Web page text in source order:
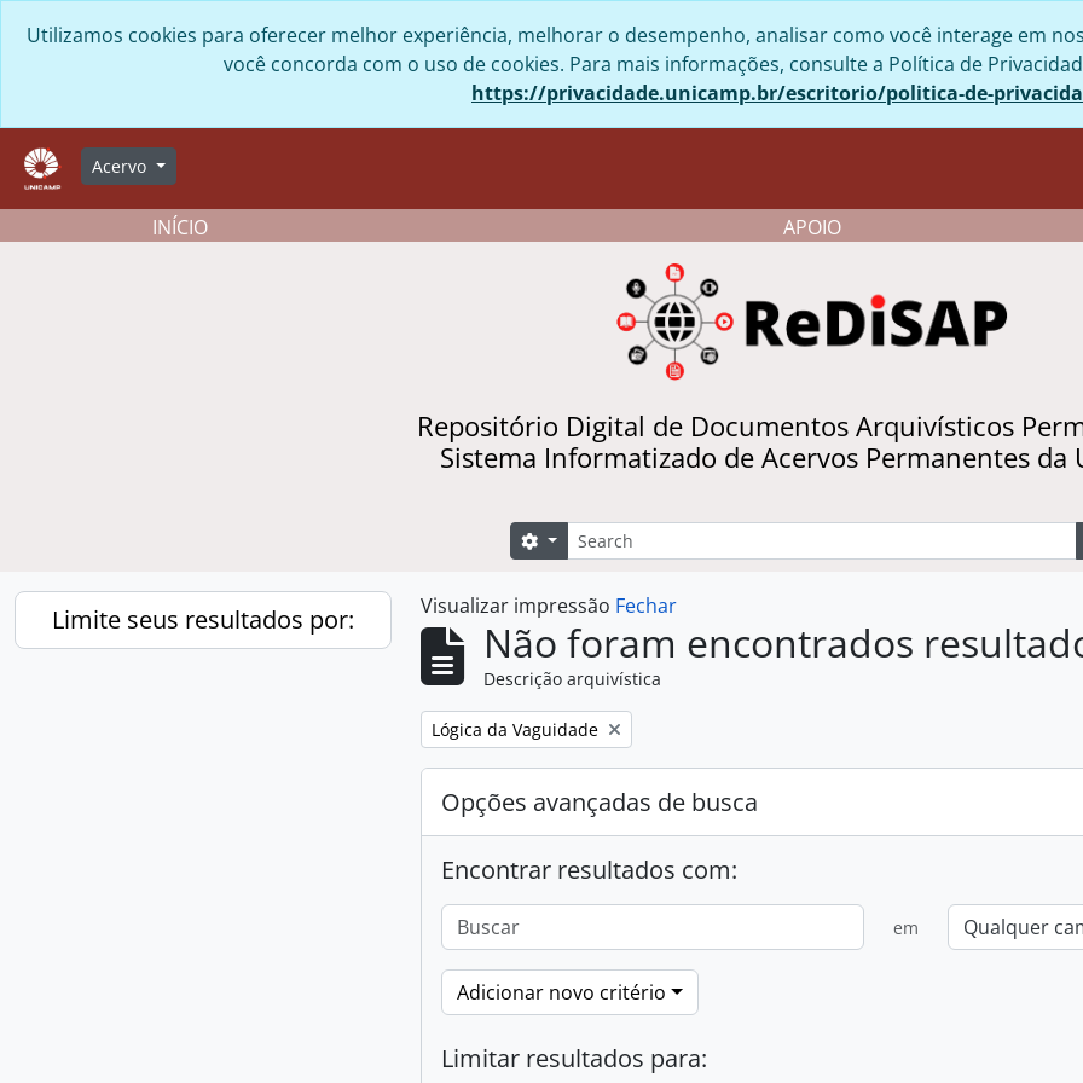
Utilizamos cookies para oferecer melhor experiência, melhorar o desempenho, analisar como você interage em
você concorda com o uso de cookies. Para mais informações, consulte a Política de
https://privacidade.unicamp.br/escritorio/politica-de-
Acervo
INÍCIO APOIO
Repositório Digital de Documentos Arquivísticos
Sistema Informatizado de Acervos Permanentes da
Buscar
Opções de busca
Limite seus resultados por: Visualizar impressão Fechar
Não foram encontrados
Descrição arquivística
Remover filtro:
Lógica da Vaguidade
Opções avançadas de busca
Encontrar resultados com:
em
Adicionar novo critério
Limitar resultados para: